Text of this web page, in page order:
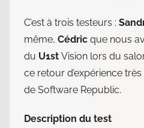
C’est à trois testeurs :
même, Cédric que nous
du U1st Vision lors du
ce retour d’expérience
de Software Republic.
Description du test